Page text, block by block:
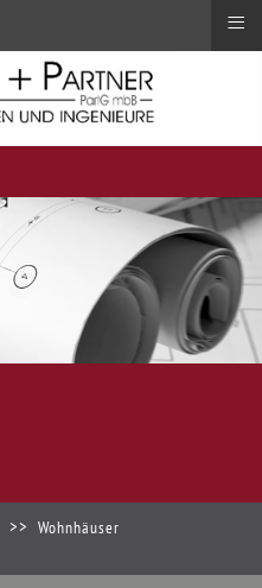
Wohnhäuser
≡